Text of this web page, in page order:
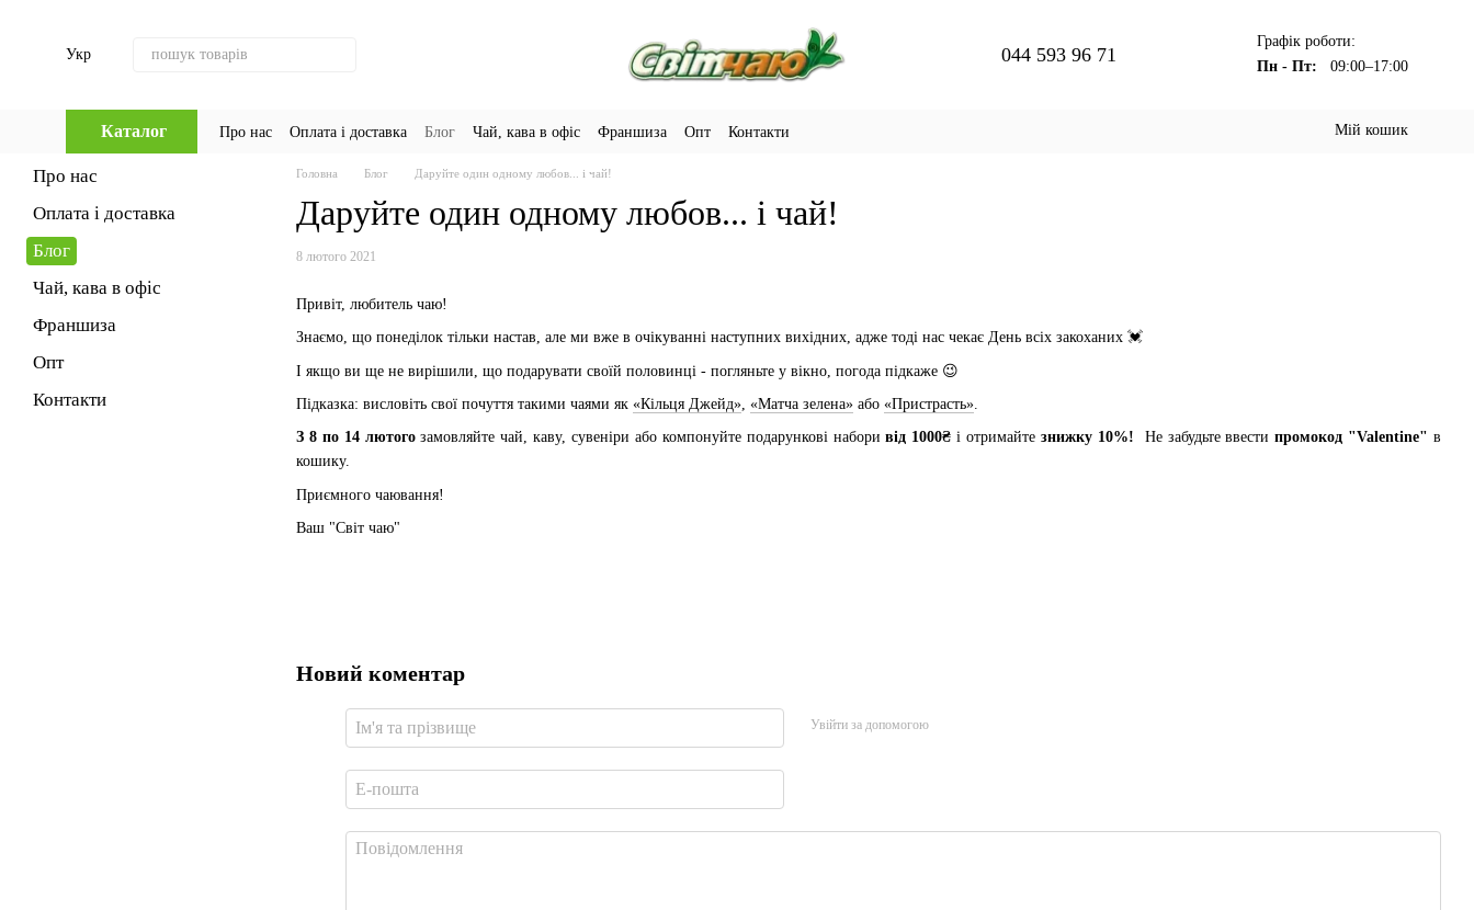
Укр 044 593 96 71
Графік роботи:
Пн - Пт:
09:00–17:00
Каталог Про нас Оплата і доставка Блог Чай, кава в офіс Франшиза Опт Контакти Мій кошик
Головна Блог Даруйте один одному любов... і чай!
Даруйте один одному любов... і чай!
8 лютого 2021
Привіт, любитель чаю!
Знаємо, що понеділок тільки настав, але ми вже в очікуванні наступних вихідних, адже тоді нас чекає День всіх закоханих 💓
І якщо ви ще не вирішили, що подарувати своїй половинці - погляньте у вікно, погода підкаже 😉
Підказка: висловіть свої почуття такими чаями як «Кільця Джейд» «Матча зелена» або «Пристрасть»
З 8 по 14 лютогозамовляйте чай, каву, сувеніри або компонуйте подарункові наборивід 1000₴і отримайте знижку 10%! Не забудьте ввестипромокод "Valentine" в
кошику.
Приємного чаювання!
Ваш "Світ чаю"
Новий коментар
Увійти за допомогою
Про нас
Оплата і доставка
Блог
Чай, кава в офіс
Франшиза
Опт
Контакти